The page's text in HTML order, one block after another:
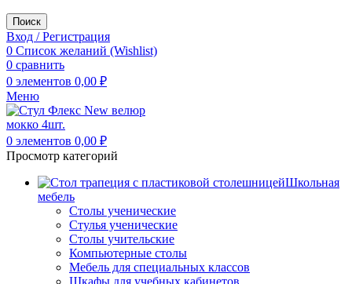
Поиск
Вход / Регистрация
0 Список желаний (Wishlist)
0 сравнить
0 элементов 0,00 ₽
Меню
0 элементов 0,00 ₽
Просмотр категорий
Школьная
мебель
Столы ученические
Стулья ученические
Столы учительские
Компьютерные столы
Мебель для специальных классов
Шкафы для учебных кабинетов